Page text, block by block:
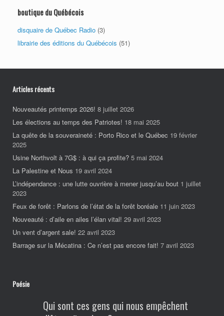
boutique du Québécois
disquaire de Québec Radio (3)
librairie des éditions du Québécois (51)
Articles récents
Nouveautés printemps 2026! 8 juillet 2026
Les élections au temps des Patriotes! 18 mai 2025
La quête de la souveraineté : Porto Rico et le Québec 19 février
2025
Usine Northvolt à 7G$ : à qui ça profite? 5 mai 2024
La Palestine et Nous 19 avril 2024
L’indépendance : une lutte ouvrière à mener jusqu’au bout 1 juillet
2023
Feux de forêt : Parlons de l’état de la forêt boréale 11 juin 2023
Nouveauté : d’aile en ailes l’élan vital! 29 avril 2023
Un vent d’argent sale! 22 avril 2023
Barrage sur la Mécatina : Ce n’est pas encore fait! 7 avril 2023
Poésie
Qui sont ces gens qui nous empêchent